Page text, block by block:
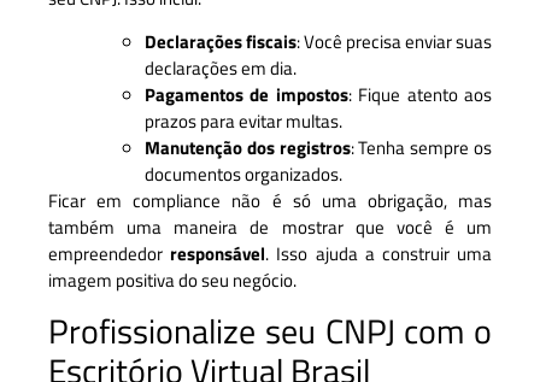
Declarações fiscais: Você precisa enviar suas
declarações em dia.
Pagamentos de impostos: Fique atento aos
prazos para evitar multas.
Manutenção dos registros: Tenha sempre os
documentos organizados.
Ficar em compliance não é só uma obrigação, mas
também uma maneira de mostrar que você é um
empreendedor responsável. Isso ajuda a construir uma
imagem positiva do seu negócio.
Profissionalize seu CNPJ com o
Escritório Virtual Brasil